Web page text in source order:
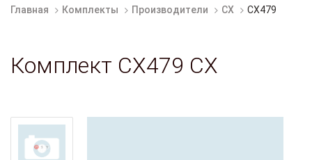
Главная Комплекты Производители CX CX479
Комплект CX479 CX